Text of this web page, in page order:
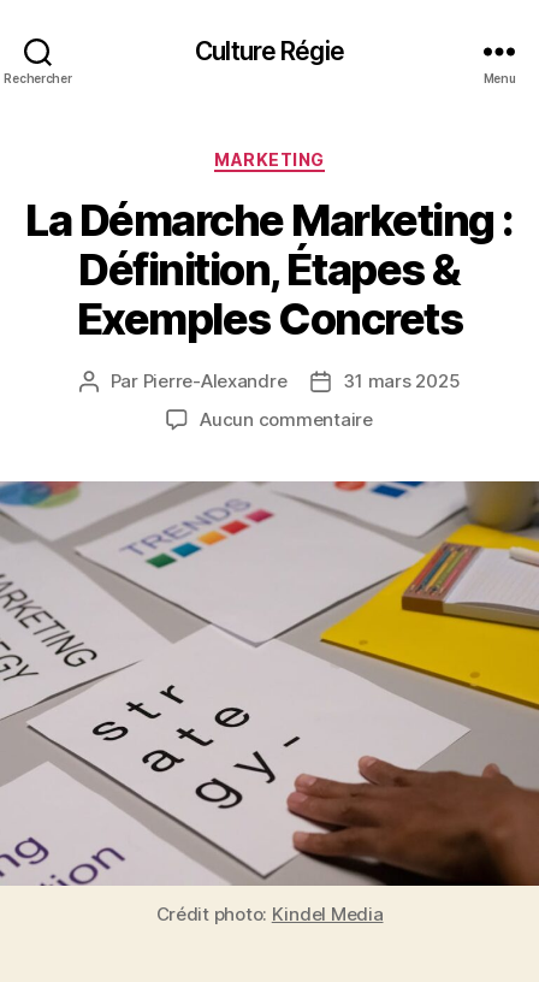
Rechercher
Culture Régie
Menu
Catégories
MARKETING
La Démarche Marketing :
Définition, Étapes &
Exemples Concrets
Auteur
Par Pierre-Alexandre
Date31 mars 2025
Aucun commentairesur
Marketing
:
Définition,
Étapes
&
Concrets
Crédit photo: Kindel Media